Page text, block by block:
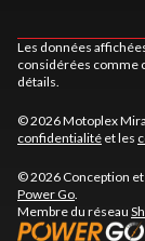
Les données
considérées comme
détails.
© 2026 Motoplex
confidentialité et les
© 2026 Conception
Power Go.
Membre du réseau